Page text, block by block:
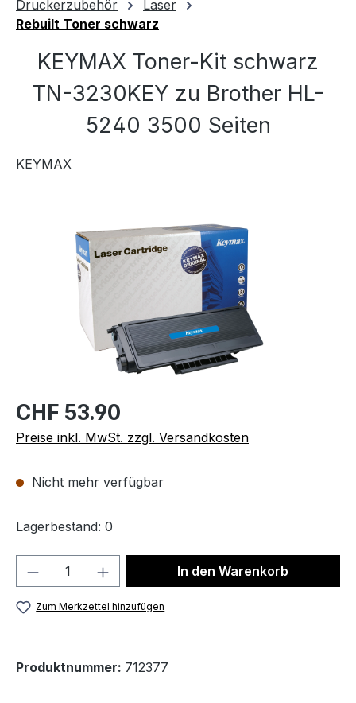
Druckerzubehör
Laser
Rebuilt Toner schwarz
KEYMAX Toner-Kit schwarz
TN-3230KEY zu Brother HL-
5240 3500 Seiten
KEYMAX
CHF 53.90
Preise inkl. MwSt. zzgl. Versandkosten
Nicht mehr verfügbar
Lagerbestand: 0
Produkt Anzahl: Gib denIn den Warenkorb
Zum Merkzettel hinzufügen
Produktnummer: 712377